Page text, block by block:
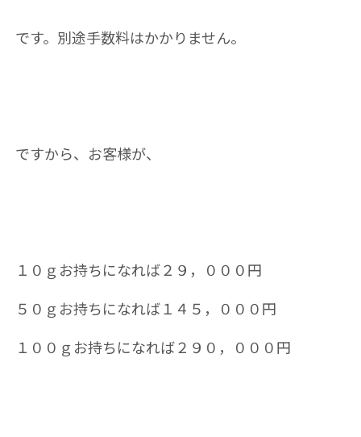
です。別途手数料はかかりません。
ですから、お客様が、
１０ｇお持ちになれば２９，０００円
５０ｇお持ちになれば１４５，０００円
１００ｇお持ちになれば２９０，０００円